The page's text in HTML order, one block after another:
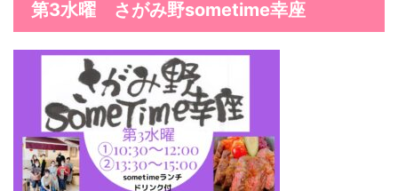
第3水曜 さがみ野sometime幸座